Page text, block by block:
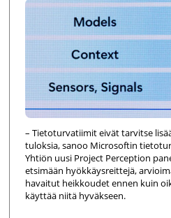
– Tietoturvatiimit eivät tarvitse
tuloksia, sanoo Microsoftin
Yhtiön uusi Project Perception
etsimään hyökkäysreittejä,
havaitut heikkoudet ennen kuin
käyttää niitä hyväkseen.